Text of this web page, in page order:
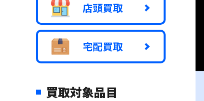
店頭買取
宅配買取
買取対象品目